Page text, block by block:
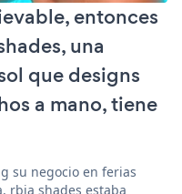
entonces
una
que designs
a mano, tiene
su negocio en ferias
rbia shades estaba